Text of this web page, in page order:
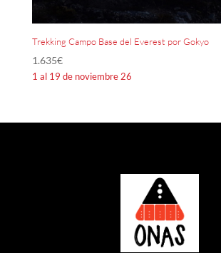
Trekking Campo Base del Everest por Gokyo
1.635€
1 al 19 de noviembre 26